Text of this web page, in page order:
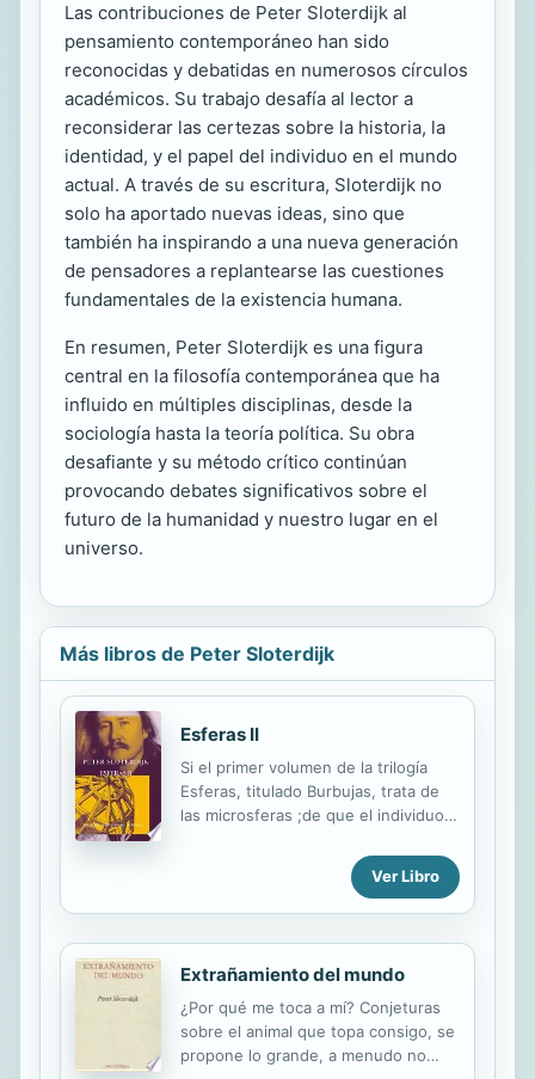
Las contribuciones de Peter Sloterdijk al
pensamiento contemporáneo han sido
reconocidas y debatidas en numerosos círculos
académicos. Su trabajo desafía al lector a
reconsiderar las certezas sobre la historia, la
identidad, y el papel del individuo en el mundo
actual. A través de su escritura, Sloterdijk no
solo ha aportado nuevas ideas, sino que
también ha inspirando a una nueva generación
de pensadores a replantearse las cuestiones
fundamentales de la existencia humana.
En resumen, Peter Sloterdijk es una figura
central en la filosofía contemporánea que ha
influido en múltiples disciplinas, desde la
sociología hasta la teoría política. Su obra
desafiante y su método crítico continúan
provocando debates significativos sobre el
futuro de la humanidad y nuestro lugar en el
universo.
Más libros de Peter Sloterdijk
Esferas II
Si el primer volumen de la trilogía
Esferas, titulado Burbujas, trata de
las microsferas ;de que el individuo
niñez nunca está solo, sino que
siempre incluye al otro y se orienta
de acuerdo con él;, con el segundo
político basada en las imágenes
rectoras morfológicas de la esfera y
del globo. Peter Sloterdijk muestra
que todas las manifestaciones con
Ver Libro
Extrañamiento del mundo
¿Por qué me toca a mí? Conjeturas
sobre el animal que topa consigo, se
propone lo grande, a menudo no